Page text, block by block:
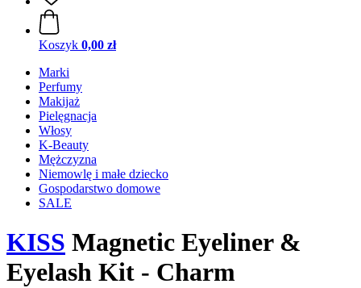
Koszyk 0,00 zł
Marki
Perfumy
Makijaż
Pielęgnacja
Włosy
K-Beauty
Mężczyzna
Niemowlę i małe dziecko
Gospodarstwo domowe
SALE
KISS Magnetic Eyeliner &
Eyelash Kit - Charm